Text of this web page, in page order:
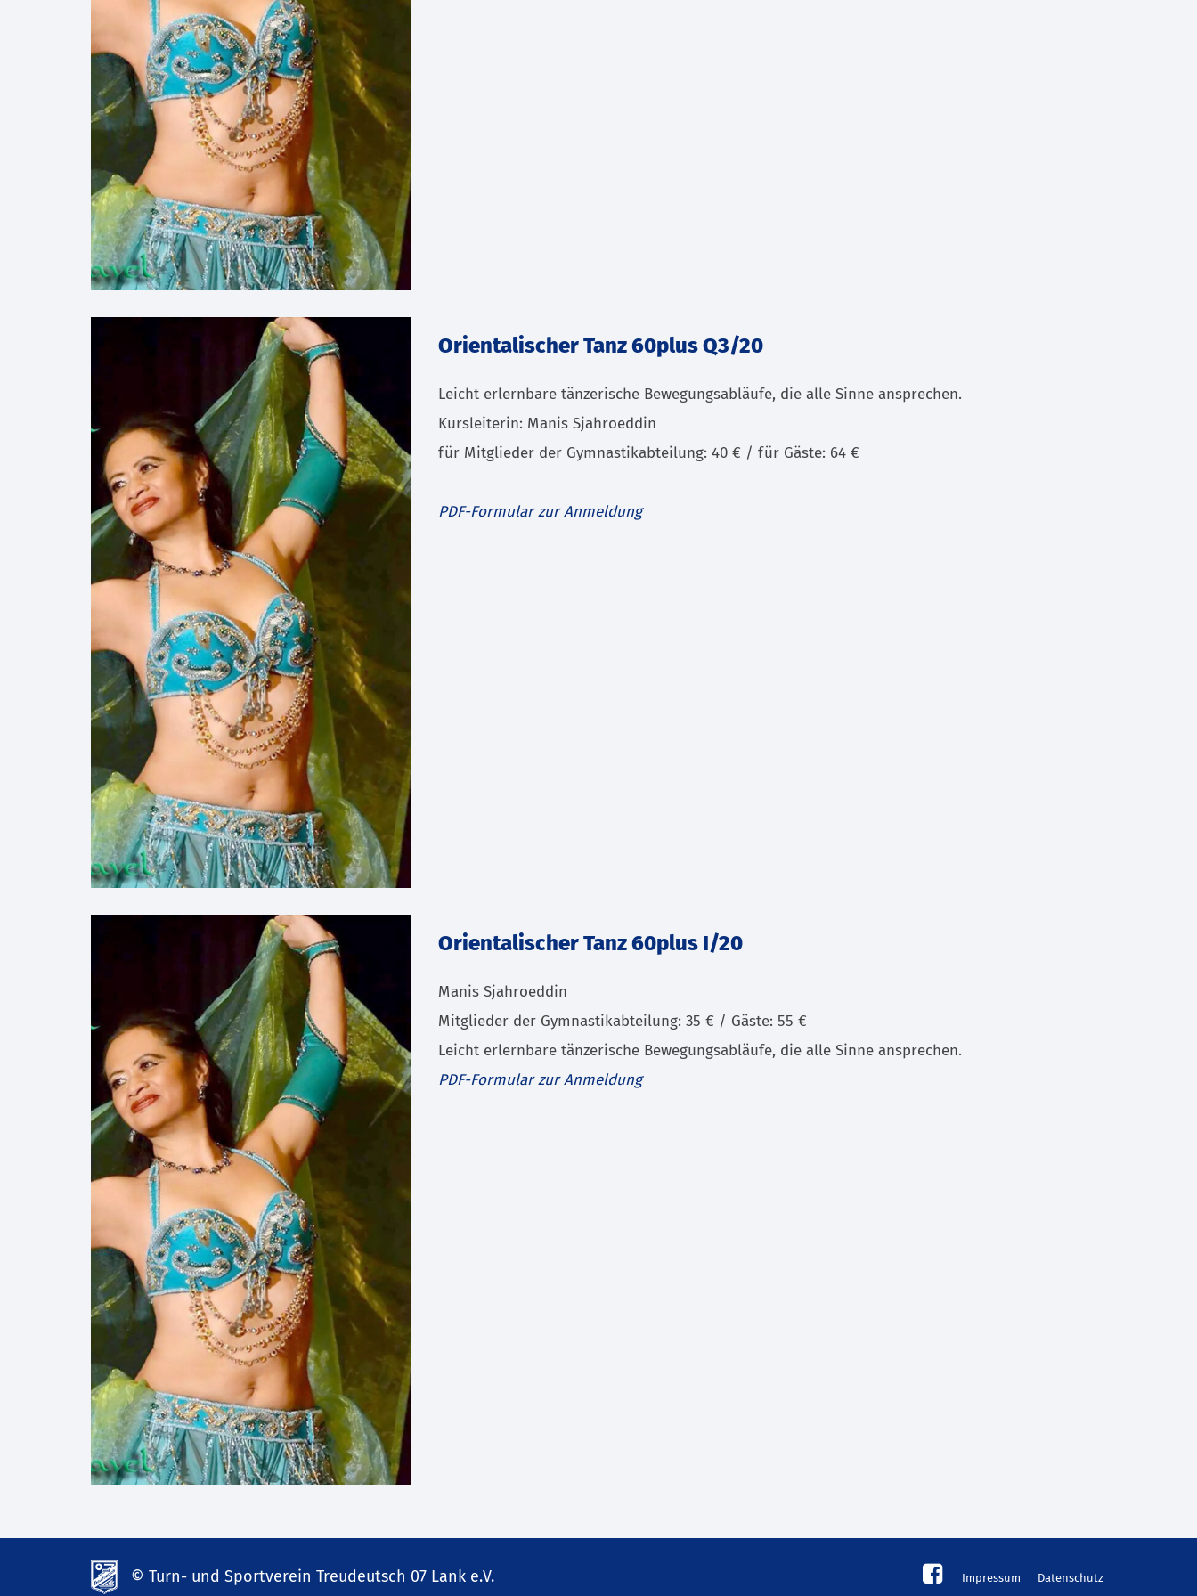
Orientalischer Tanz 60plus Q3/20
Leicht erlernbare tänzerische Bewegungsabläufe, die alle Sinne ansprechen.
Kursleiterin: Manis Sjahroeddin
für Mitglieder der Gymnastikabteilung: 40 € / für Gäste: 64 €
PDF-Formular zur Anmeldung
Orientalischer Tanz 60plus I/20
Manis Sjahroeddin
Mitglieder der Gymnastikabteilung: 35 € / Gäste: 55 €
Leicht erlernbare tänzerische Bewegungsabläufe, die alle Sinne ansprechen.
PDF-Formular zur Anmeldung
© Turn- und Sportverein Treudeutsch 07 Lank e.V. Impressum Datenschutz